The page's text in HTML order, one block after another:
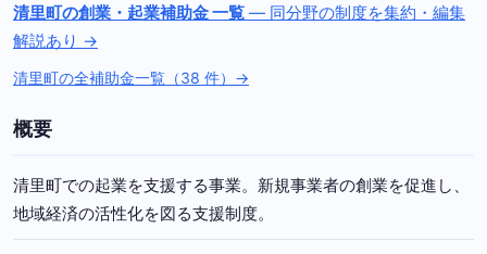
清里町の創業・起業補助金 一覧 — 同分野の制度を集約・編集
解説あり →
清里町の全補助金一覧（38 件）→
概要
清里町での起業を支援する事業。新規事業者の創業を促進し、
地域経済の活性化を図る支援制度。